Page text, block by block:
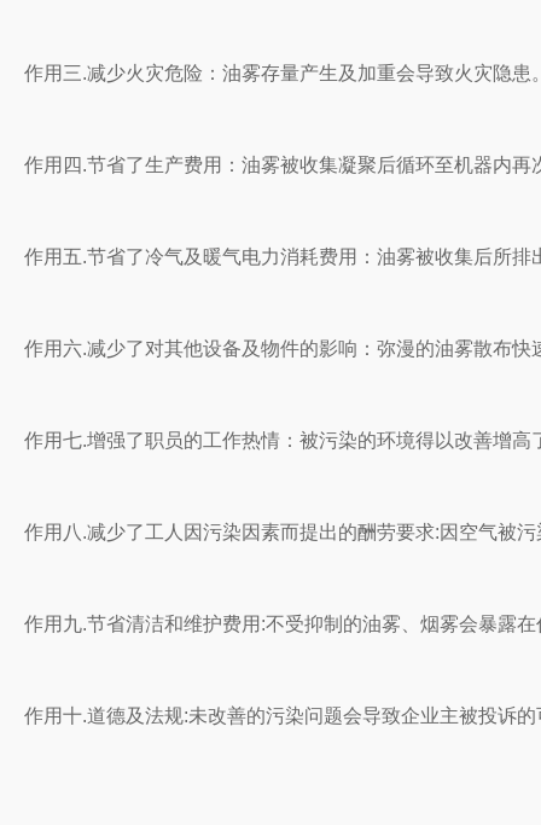
作用三.减少火灾危险：油雾存量产生及加重会导致火灾隐
作用四.节省了生产费用：油雾被收集凝聚后循环至机器内再
作用五.节省了冷气及暖气电力消耗费用：油雾被收集后所
作用六.减少了对其他设备及物件的影响：弥漫的油雾散布
作用七.增强了职员的工作热情：被污染的环境得以改善增
作用八.减少了工人因污染因素而提出的酬劳要求:因空气被
作用九.节省清洁和维护费用:不受抑制的油雾、烟雾会暴露
作用十.道德及法规:未改善的污染问题会导致企业主被投诉